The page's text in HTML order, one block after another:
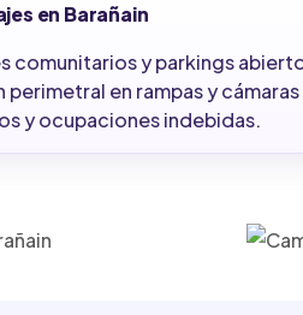
en Barañain
comunitarios y parkings
en rampas y
y ocupaciones indebidas.